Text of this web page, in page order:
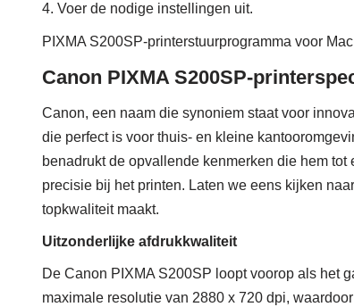
4. Voer de nodige instellingen uit.
PIXMA S200SP-printerstuurprogramma voor Mac
Canon PIXMA S200SP-
Canon, een naam die synoniem staat voor
die perfect is voor thuis- en kleine
benadrukt de opvallende kenmerken die hem
precisie bij het printen. Laten we eens kijken
topkwaliteit maakt.
Uitzonderlijke afdrukkwaliteit
De Canon PIXMA S200SP loopt voorop als het
maximale resolutie van 2880 x 720 dpi,